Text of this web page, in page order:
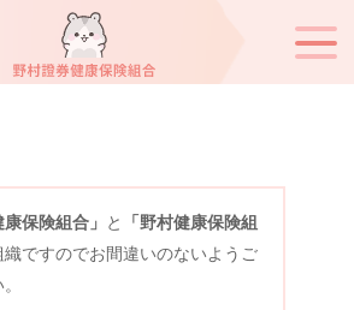
康保険組合」 と
「野村健康保険組
織ですのでお間違いのないようご